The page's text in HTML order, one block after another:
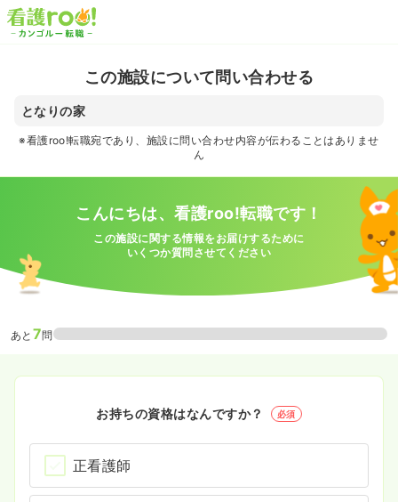
この施設について問い合わせる
となりの家
※看護roo!転職宛であり、施設に問い合わせ内容が伝わることはありませ
ん
こんにちは、看護roo!転職です！
この施設に関する情報をお届けするために
いくつか質問させてください
あと 7問
お持ちの資格はなんですか？ 必須
正看護師